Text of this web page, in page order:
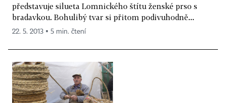
představuje silueta Lomnického štítu ženské prso s
bradavkou. Bohulibý tvar si přitom podivuhodně...
22. 5. 2013 ▪ 5 min. čtení